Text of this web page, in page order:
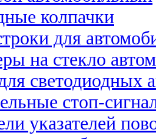
колпачки
для
на стекло
светодиодных
стоп-
указателей